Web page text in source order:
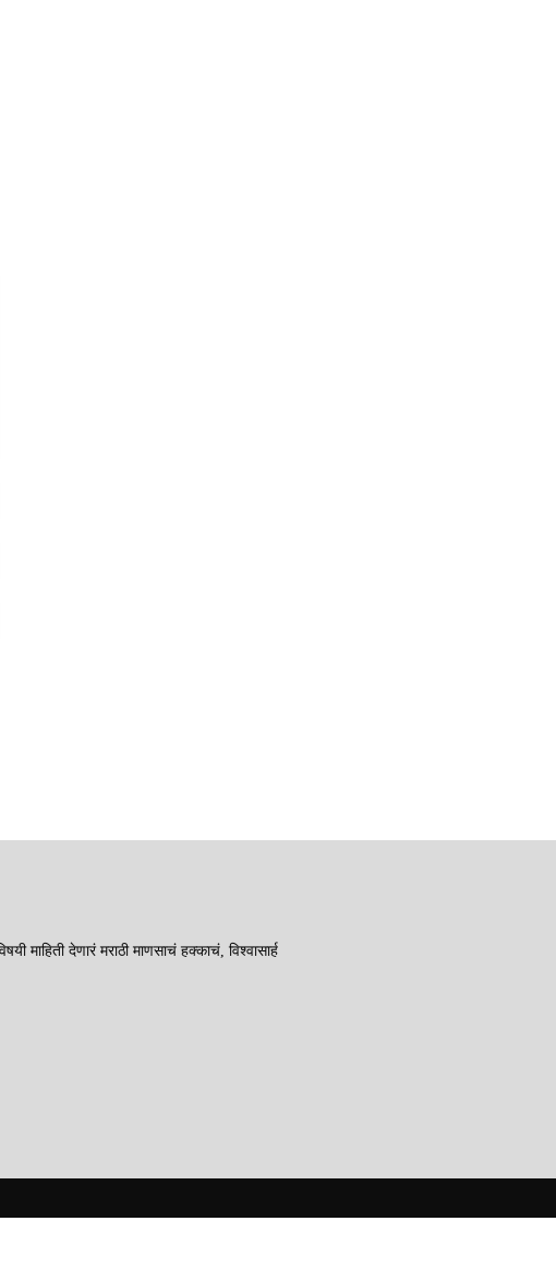
देणारं मराठी माणसाचं हक्काचं, विश्वासार्ह